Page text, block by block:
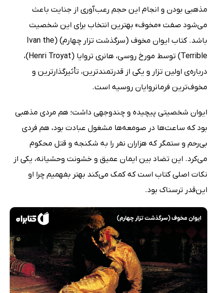
مذهبی بودن و انجام این حجم رعب‌آوری از جنایت باعث
می‌شود صفت «مخوف» بهترین انتخاب برای این شخصیت
باشد. کتاب ایوان مخوف (سرگذشت تزار چهارم) (Ivan the
Terrible) توسط مورخ روسی، هانری تروایا (Henri Troyat)،
درباره‌ی اولین تزار و یکی از قدرتمندترین، تأثیرگذارترین و
مخوف‌ترین فرمانروایان روسیه است.
ایوان شخصیتی پیچیده و چندوجهی داشت؛ هم مردی مذهبی
بود که ساعت‌ها در صومعه‌ها مشغول عبادت بود، هم فردی
بی‌رحم و ستمگر که هزاران نفر را به شکنجه و قتل محکوم
می‌کرد. این تضاد بین ایمان عمیق و خشونت وحشیانه، یکی از
نکات اصلی کتاب است که کمک می‌کند بهتر بفهمیم چرا او
این‌قدر ترسناک بود.